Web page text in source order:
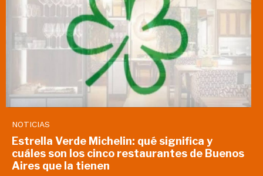
NOTICIAS
Estrella Verde Michelin: qué significa y
cuáles son los cinco restaurantes de Buenos
Aires que la tienen